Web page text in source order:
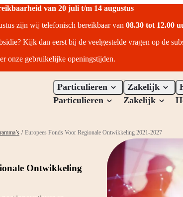
van 20 juli t/m 14 augustus
zijn wij telefonisch bereikbaar van 08.30 tot 12.00
Kijk dan eerst bij de veelgestelde vragen op de
onze gebruikelijke openingstijden.
Particulieren
Particulieren
Zakelijk
Zakelijk
/ Europees Fonds Voor Regionale Ontwikkeling 2021-2027
Ontwikkeling